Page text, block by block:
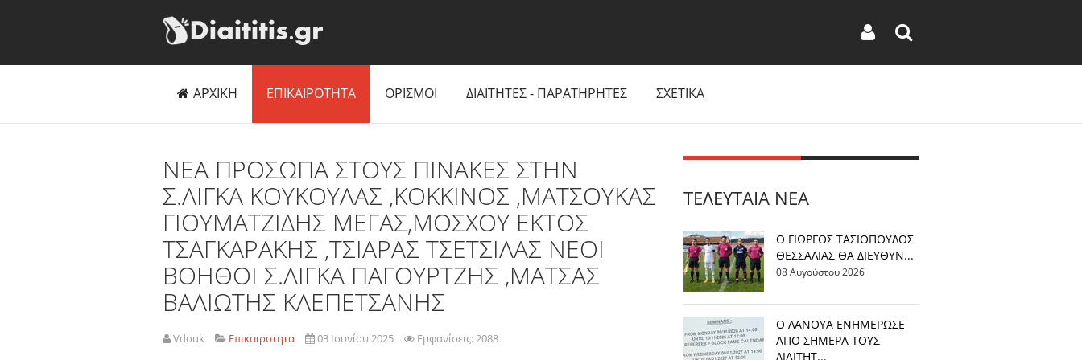
ΑΡΧΙΚΗ ΕΠΙΚΑΙΡΟΤΗΤΑ ΟΡΙΣΜΟΙ ΔΙΑΙΤΗΤΕΣ - ΠΑΡΑΤΗΡΗΤΕΣ ΣΧΕΤΙΚΑ
ΝΕΑ ΠΡΟΣΩΠΑ ΣΤΟΥΣ ΠΙΝΑΚΕΣ ΣΤΗΝ
Σ.ΛΙΓΚΑ ΚΟΥΚΟΥΛΑΣ ,ΚΟΚΚΙΝΟΣ ,ΜΑΤΣΟΥΚΑΣ
ΓΙΟΥΜΑΤΖΙΔΗΣ ΜΕΓΑΣ,ΜΟΣΧΟΥ ΕΚΤΟΣ
ΤΣΑΓΚΑΡΑΚΗΣ ,ΤΣΙΑΡΑΣ ΤΣΕΤΣΙΛΑΣ ΝΕΟΙ
ΒΟΗΘΟΙ Σ.ΛΙΓΚΑ ΠΑΓΟΥΡΤΖΗΣ ,ΜΑΤΣΑΣ
ΒΑΛΙΩΤΗΣ ΚΛΕΠΕΤΣΑΝΗΣ
Vdouk Επικαιροτητα 03 Ιουνίου 2025 Εμφανίσεις: 2088
ΤΕΛΕΥΤΑΊΑ ΝΈΑ
Ο ΓΙΩΡΓΟΣ ΤΑΣΙΟΠΟΥΛΟΣ
ΘΕΣΣΑΛΙΑΣ ΘΑ ΔΙΕΥΘΥΝ...
08 Αυγούστου 2026
Ο ΛΑΝΟΥΑ ΕΝΗΜΕΡΩΣΕ
ΑΠΟ ΣΗΜΕΡΑ ΤΟΥΣ
ΔΙΑΙΤΗΤ...